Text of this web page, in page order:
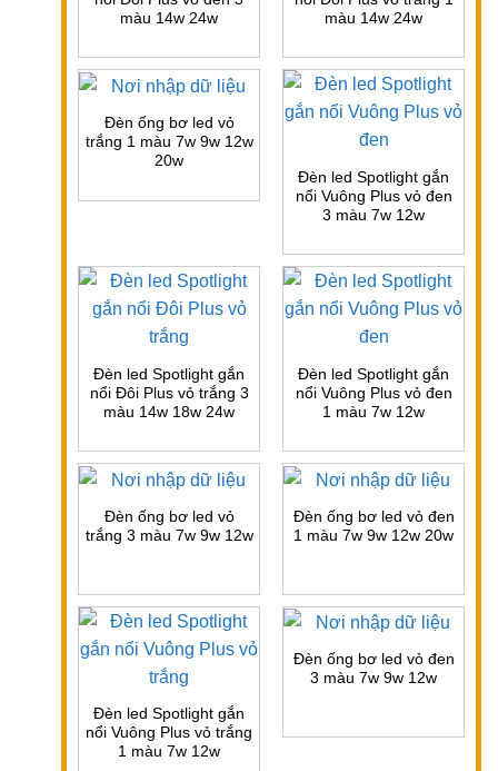
màu 14w 24w
màu 14w 24w
Đèn ống bơ led vỏ
trắng 1 màu 7w 9w 12w
20w
Đèn led Spotlight gắn
nổi Vuông Plus vỏ đen
3 màu 7w 12w
Đèn led Spotlight gắn
nổi Đôi Plus vỏ trắng 3
màu 14w 18w 24w
Đèn led Spotlight gắn
nổi Vuông Plus vỏ đen
1 màu 7w 12w
Đèn ống bơ led vỏ
trắng 3 màu 7w 9w 12w
Đèn ống bơ led vỏ đen
1 màu 7w 9w 12w 20w
Đèn led Spotlight gắn
nổi Vuông Plus vỏ trắng
1 màu 7w 12w
Đèn ống bơ led vỏ đen
3 màu 7w 9w 12w